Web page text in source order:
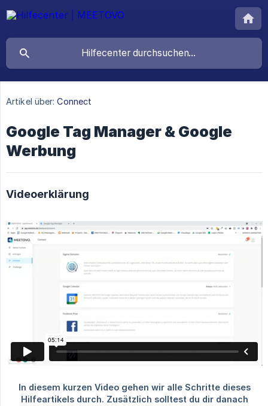
Artikel über: Connect
Google Tag Manager & Google
Werbung
Videoerklärung